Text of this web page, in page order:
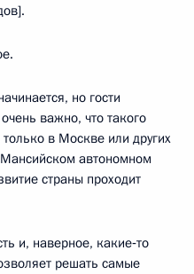
но гости
важно, что такого
в Москве или других
автономном
страны проходит
и, наверное, какие‑то
решать самые